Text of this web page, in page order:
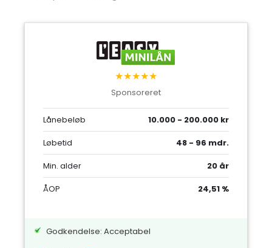
★★★★★
Sponsoreret
Lånebeløb
10.000 - 200.000 kr
Løbetid
48 - 96 mdr.
Min. alder
20 år
ÅOP
24,51 %
Godkendelse: Acceptabel